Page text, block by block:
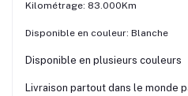
Kilométrage: 83.000Km
Disponible en couleur: Blanche
Disponible en plusieurs couleurs
Livraison partout dans le monde